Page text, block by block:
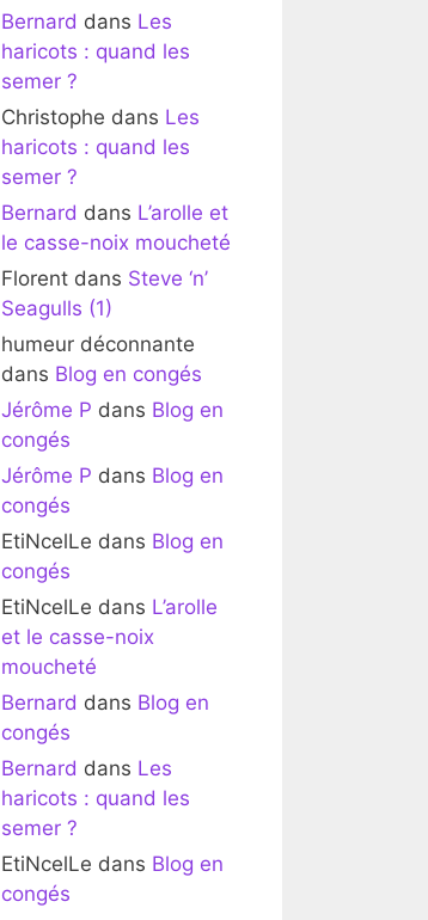
Bernard dans Les
haricots : quand les
semer ?
Christophe dans Les
haricots : quand les
semer ?
Bernard dans L’arolle et
le casse-noix moucheté
Florent dans Steve ‘n’
Seagulls (1)
humeur déconnante
dans Blog en congés
Jérôme P dans Blog en
congés
Jérôme P dans Blog en
congés
EtiNcelLe dans Blog en
congés
EtiNcelLe dans L’arolle
et le casse-noix
moucheté
Bernard dans Blog en
congés
Bernard dans Les
haricots : quand les
semer ?
EtiNcelLe dans Blog en
congés